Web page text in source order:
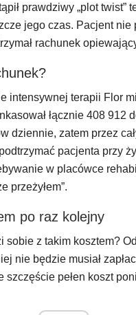
prawdziwy „plot
jego czas. Pacjent
rachunek
intensywnej terapii Flor
łącznie 408 912
dziennie, zatem przez
pacjenta przy
w placówce
przeżyłem”.
po raz kolejny
sobie z takim kosztem?
nie będzie musiał
szczęście pełen koszt